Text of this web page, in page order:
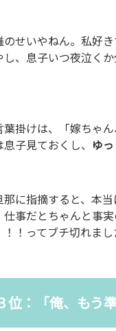
のせいやねん。私好
し、息子いつ夜泣く
葉掛けは、「嫁ちゃ
子見ておくし、
ゆ
那に指摘すると、本
仕事だとちゃんと事
！ってブチ切れまし
位：「俺、もう